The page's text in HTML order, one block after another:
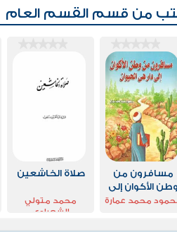
من قسم القسم العام
مسافرون من
الأكوان إلى
دار هي الحيوان
محمد عمارة
صلاة الخاشعين
محمد متولي
الشعراوي